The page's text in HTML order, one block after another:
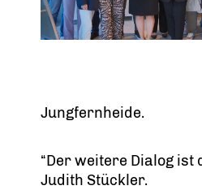
Jungfernheide.
“Der weitere Dialog
Judith Stückler.